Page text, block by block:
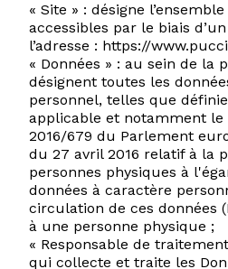
« Site » : désigne
accessibles par le biais
l’adresse : https://
« Données » : au sein de la
désignent toutes les
personnel, telles que
applicable et notamment le
2016/679 du Parlement
du 27 avril 2016 relatif à la
personnes physiques à
données à caractère
circulation de ces données
à une personne physique ;
« Responsable de
qui collecte et traite les